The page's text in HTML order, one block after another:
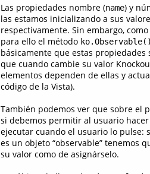
Las propiedades nombre (name) y
las estamos inicializando a sus
respectivamente. Sin embargo,
para ello el método
básicamente que estas propiedades
que cuando cambie su valor
elementos dependen de ellas y
código de la Vista).
También podemos ver que sobre el
si debemos permitir al usuario
ejecutar cuando el usuario lo pulse:
es un objeto “observable” tenemos
su valor como de asignárselo.